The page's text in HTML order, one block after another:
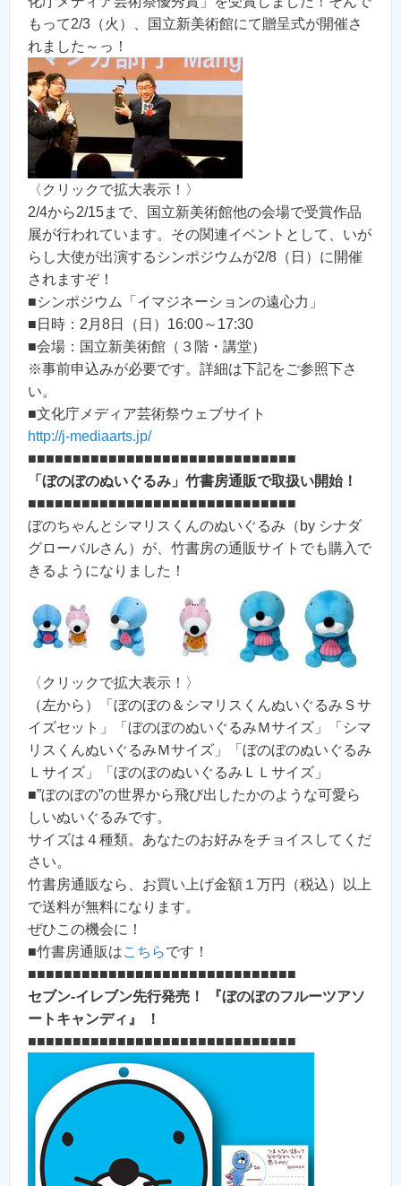
もって2/3（火）、国立新美術館にて贈呈式が開催さ
れました～っ！
〈クリックで拡大表示！〉
2/4から2/15まで、国立新美術館他の会場で受賞作品
展が行われています。その関連イベントとして、いが
らし大使が出演するシンポジウムが2/8（日）に開催
されますぞ！
■シンポジウム「イマジネーションの遠心力」
■日時：2月8日（日）16:00～17:30
■会場：国立新美術館（３階・講堂）
※事前申込みが必要です。詳細は下記をご参照下さ
い。
■文化庁メディア芸術祭ウェブサイト
http://j-mediaarts.jp/
■■■■■■■■■■■■■■■■■■■■■■■■■■■■■■
「ぼのぼのぬいぐるみ」竹書房通販で取扱い開始！
■■■■■■■■■■■■■■■■■■■■■■■■■■■■■■
ぼのちゃんとシマリスくんのぬいぐるみ（by シナダ
グローバルさん）が、竹書房の通販サイトでも購入で
きるようになりました！
〈クリックで拡大表示！〉
（左から）「ぼのぼの＆シマリスくんぬいぐるみＳサ
イズセット」「ぼのぼのぬいぐるみＭサイズ」「シマ
リスくんぬいぐるみＭサイズ」「ぼのぼのぬいぐるみ
Ｌサイズ」「ぼのぼのぬいぐるみＬＬサイズ」
■”ぼのぼの”の世界から飛び出したかのような可愛ら
しいぬいぐるみです。
サイズは４種類。あなたのお好みをチョイスしてくだ
さい。
竹書房通販なら、お買い上げ金額１万円（税込）以上
で送料が無料になります。
ぜひこの機会に！
■竹書房通販はこちらです！
■■■■■■■■■■■■■■■■■■■■■■■■■■■■■■
セブン-イレブン先行発売！ 『ぼのぼのフルーツアソ
ートキャンディ』 ！
■■■■■■■■■■■■■■■■■■■■■■■■■■■■■■